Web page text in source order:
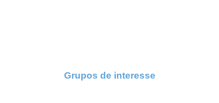
Grupos de interesse